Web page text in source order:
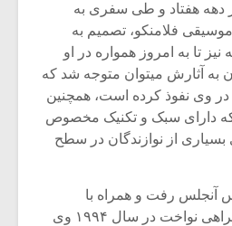
دهه هفتاد و طی سفری به
موسیقی فلامنکو، تصمیم به
نیز تا به امروز همواره در او
به آثارش میتوان متوجه شد که
وی نفوذ کرده است، همچنین
که دارای سبک و تکنیک مخصوص
بسیاری از نوازندگان در سطح
آنجلس رفت و همراه با
هنرمندان مختلفی به همراهی نواخت در سال ۱۹۹۴ وی